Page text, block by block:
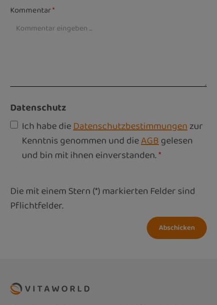
Kommentar*
Datenschutz
Ich habe dieDatenschutzbestimmungenzur
Kenntnis genommen und dieAGBgelesen
und bin mit ihnen einverstanden.*
Die mit einem Stern (*) markierten Felder sind
Pflichtfelder.
Abschicken